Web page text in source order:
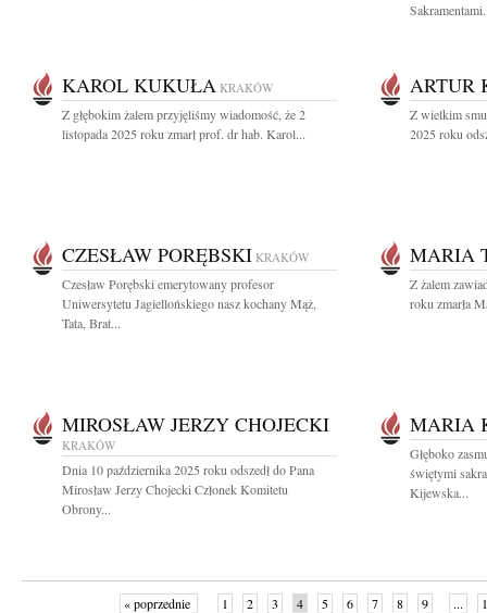
KAROL KUKUŁA KRAKÓW
Z głębokim żalem przyjęliśmy wiadomość, że 2
listopada 2025 roku zmarł prof. dr hab. Karol...
ARTUR
Z wielkim
2025 roku
CZESŁAW PORĘBSKI KRAKÓW
Czesław Porębski emerytowany profesor
Uniwersytetu Jagiellońskiego nasz kochany Mąż,
Tata, Brat...
MARIA
Z żalem
roku zmarła
MIROSŁAW JERZY CHOJECKI
KRAKÓW
Dnia 10 października 2025 roku odszedł do Pana
Mirosław Jerzy Chojecki Członek Komitetu
Obrony...
MARIA
Głęboko
świętymi
Kijewska...
« poprzednie 1 2 3 4 5 6 7 8 9 ...